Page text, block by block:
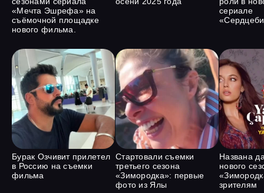
«Мечта Эшрефа» на
съёмочной площадке
нового фильма.
сериале
Бурак Озчивит прилетел
в Россию на съемки
фильма
Стартовали съемки
третьего сезона
«Зимородка»: первые
фото из Ялы
Названа
нового
зрителям